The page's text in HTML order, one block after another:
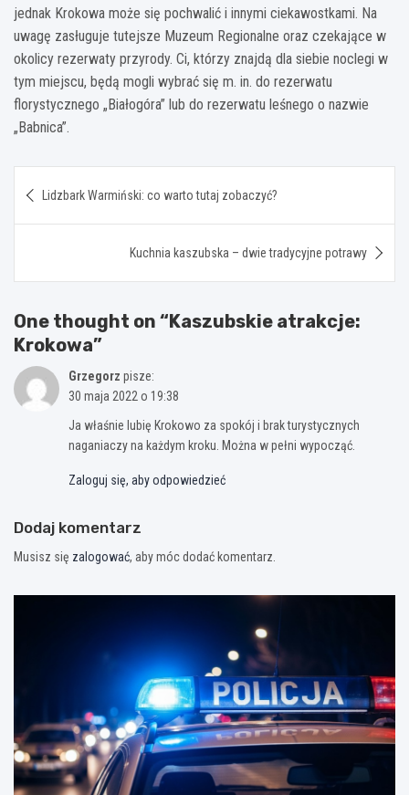
jednak Krokowa może się pochwalić i innymi ciekawostkami. Na
uwagę zasługuje tutejsze Muzeum Regionalne oraz czekające w
okolicy rezerwaty przyrody. Ci, którzy znajdą dla siebie noclegi w
tym miejscu, będą mogli wybrać się m. in. do rezerwatu
florystycznego „Białogóra” lub do rezerwatu leśnego o nazwie
„Babnica”.
wpisu
Lidzbark Warmiński: co warto tutaj zobaczyć?
Kuchnia kaszubska – dwie tradycyjne potrawy
One thought on “Kaszubskie atrakcje:
Krokowa”
Grzegorz pisze:
30 maja 2022 o 19:38
Ja właśnie lubię Krokowo za spokój i brak turystycznych
naganiaczy na każdym kroku. Można w pełni wypocząć.
Zaloguj się, aby odpowiedzieć
Dodaj komentarz
Musisz się zalogować, aby móc dodać komentarz.